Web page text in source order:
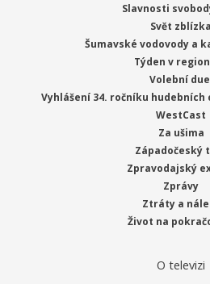
Slavnosti
Svět zblízka
Šumavské vodovody a
Týden v
Volební
Vyhlášení 34. ročníku hudebních
WestCast
Za ušima
Západočeský
Zpravodajský
Zprávy
Ztráty a
Život na
O televizi